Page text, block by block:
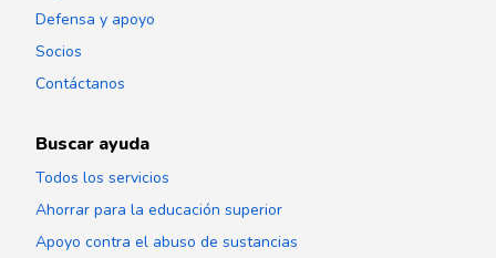
Defensa y apoyo
Socios
Contáctanos
Buscar ayuda
Todos los servicios
Ahorrar para la educación superior
Apoyo contra el abuso de sustancias